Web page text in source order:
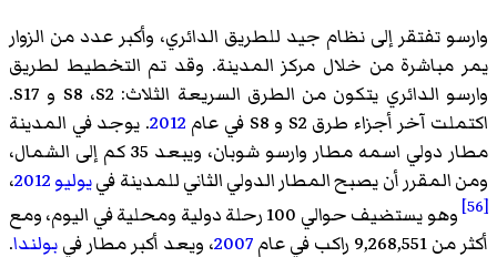
وارسو تفتقر إلى نظام جيد للطريق الدائري، وأكبر عدد من الزوار
يمر مباشرة من خلال مركز المدينة. وقد تم التخطيط لطريق
وارسو الدائري يتكون من الطرق السريعة الثلاث: S8 ،S2 و S17.
اكتملت آخر أجزاء طرق S2 و S8 في عام
2012. يوجد في المدينة
مطار دولي اسمه مطار وارسو شوبان، ويبعد 35 كم إلى الشمال،
ومن المقرر أن يصبح المطار الدولي الثاني للمدينة فييوليو2012،
[56]
وهو يستضيف حوالي 100 رحلة دولية ومحلية في اليوم، ومع
أكثر من 9,268,551 راكب في عام
2007، ويعد أكبر مطار فيبولندا.